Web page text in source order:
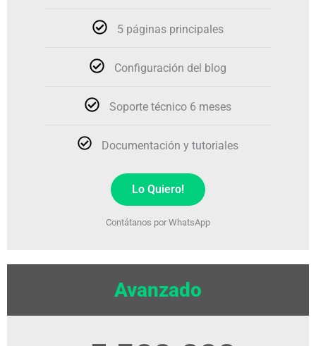
5 páginas principales
Configuración del blog
Soporte técnico 6 meses
Documentación y tutoriales
Lo Quiero!
Contátanos por WhatsApp
Avanzado